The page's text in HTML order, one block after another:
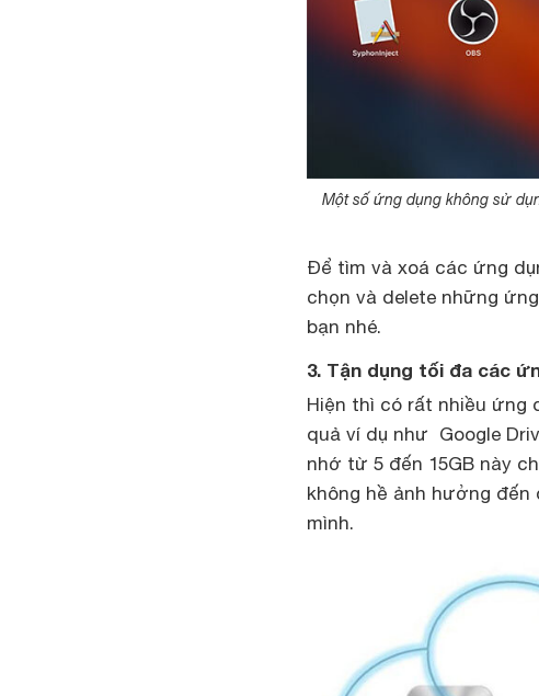
Một số ứng dụng không sử
Để tìm và xoá các ứng
chọn và delete những
bạn nhé.
3. Tận dụng tối đa các
Hiện thì có rất nhiều ứng
quả ví dụ như Google
nhớ từ 5 đến 15GB này
không hề ảnh hưởng
mình.